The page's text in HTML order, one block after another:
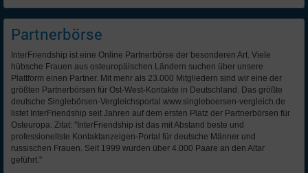
Partnerbörse
InterFriendship ist eine Online Partnerbörse der besonderen Art. Viele
hübsche Frauen aus osteuropäischen Ländern suchen über unsere
Plattform einen Partner. Mit mehr als 23.000 Mitgliedern sind wir eine der
größten Partnerbörsen für Ost-West-Kontakte in Deutschland. Das größte
deutsche Singlebörsen-Vergleichsportal www.singleboersen-vergleich.de
listet InterFriendship seit Jahren auf dem ersten Platz der Partnerbörsen für
Osteuropa. Zitat: "InterFriendship ist das mit Abstand beste und
professionellste Kontaktanzeigen-Portal für deutsche Männer und
russischen Frauen. Seit 1999 wurden über 4.000 Paare an den Altar
geführt."